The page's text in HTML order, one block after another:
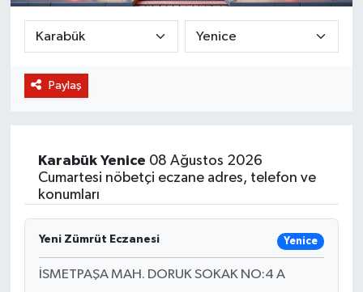
Paylaş
Karabük Yenice 08 Ağustos 2026
Cumartesi nöbetçi eczane adres, telefon ve
konumları
Yeni Zümrüt Eczanesi Yenice
İSMETPAŞA MAH. DORUK SOKAK NO:4 A
BİLİM VE TEKNOLOJİ